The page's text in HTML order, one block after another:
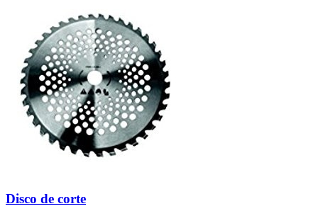
Disco de corte